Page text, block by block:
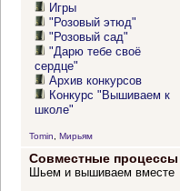
Игры
"Розовый этюд"
"Розовый сад"
"Дарю тебе своё
сердце"
Архив конкурсов
Конкурс "Вышиваем к
школе"
Tomin
Мирьям
Совместные процессы
Шьем и вышиваем вместе